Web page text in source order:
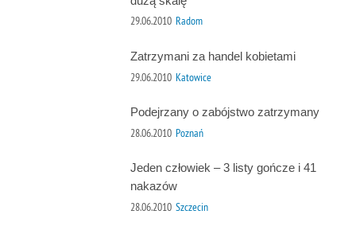
29.06.2010 Radom
Zatrzymani za handel kobietami
29.06.2010 Katowice
Podejrzany o zabójstwo zatrzymany
28.06.2010 Poznań
Jeden człowiek – 3 listy gończe i 41
nakazów
28.06.2010 Szczecin